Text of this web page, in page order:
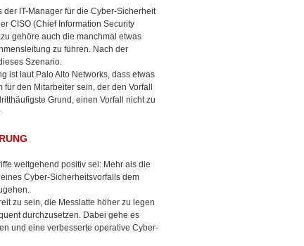
IT-Manager für die Cyber-Sicherheit
CISO (Chief Information Security
gehöre auch die manchmal etwas
zu führen. Nach der
Szenario.
ist laut Palo Alto Networks, dass etwas
den Mitarbeiter sein, der den Vorfall
Grund, einen Vorfall nicht zu
weitgehend positiv sei: Mehr als die
Cyber-Sicherheitsvorfalls dem
zu sein, die Messlatte höher zu legen
durchzusetzen. Dabei gehe es
und eine verbesserte operative Cyber-